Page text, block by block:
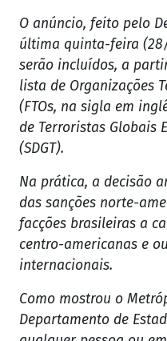
O anúncio, feito pelo
última quinta-feira (28/
serão incluídos, a
lista de Organizações
(FTOs, na sigla em
de Terroristas Globais
(SDGT).
Na prática, a decisão
das sanções norte-
facções brasileiras a
centro-americanas e
internacionais.
Como mostrou o
Departamento de